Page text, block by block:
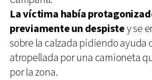
La víctima había
previamente un despistey se
sobre la calzada pidiendo ayuda
atropellada por una camioneta
por la zona.